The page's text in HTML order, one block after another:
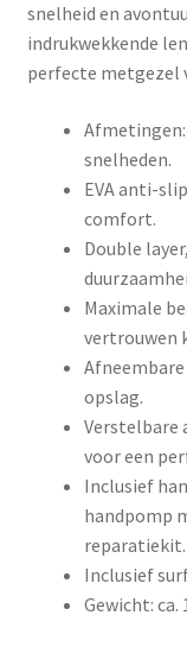
snelheid en
indrukwekkende
perfecte metgezel
Afmetingen:
snelheden.
EVA anti-
comfort.
Double
Maximale
vertrouwen
opslag.
Verstelbare
voor een
Inclusief
handpomp
reparatiekit.
Inclusief
Gewicht: